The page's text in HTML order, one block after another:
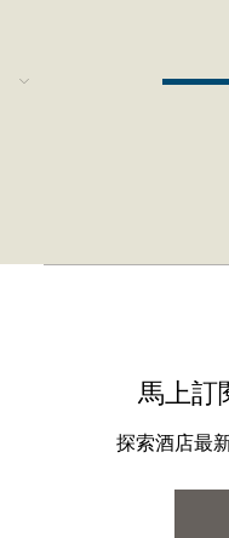
馬上訂
探索酒店最